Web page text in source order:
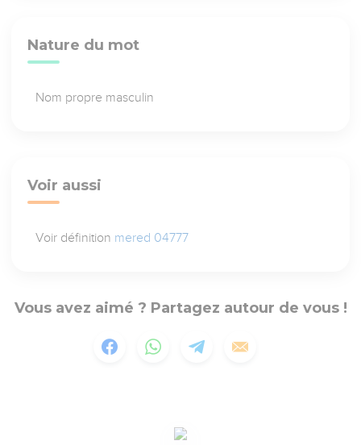
Nature du mot
Nom propre masculin
Voir aussi
Voir définition mered 04777
Vous avez aimé ? Partagez autour de vous !